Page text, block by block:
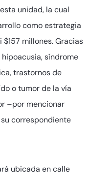
unidad, la cual
como estrategia
millones. Gracias
síndrome
trastornos de
o tumor de la vía
–por mencionar
correspondiente
ubicada en calle